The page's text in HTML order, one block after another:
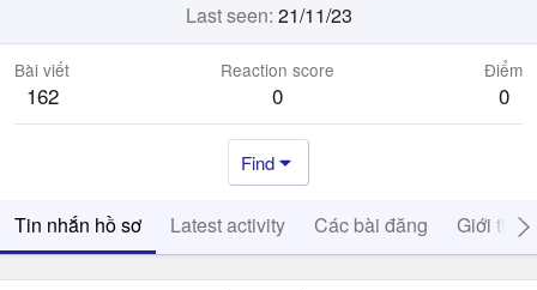
Last seen 21/11/23
Bài viết
162
Reaction score
0
Điểm
0
Find
Tin nhắn hồ sơ Latest activity Các bài đăng Giới thiệu